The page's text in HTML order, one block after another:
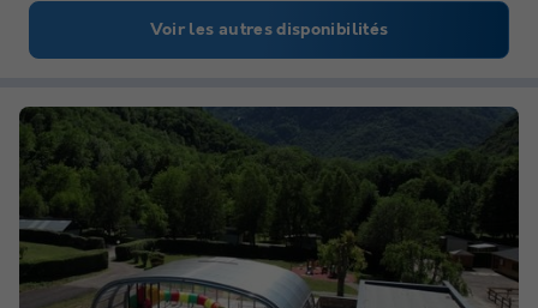
Voir les autres disponibilités